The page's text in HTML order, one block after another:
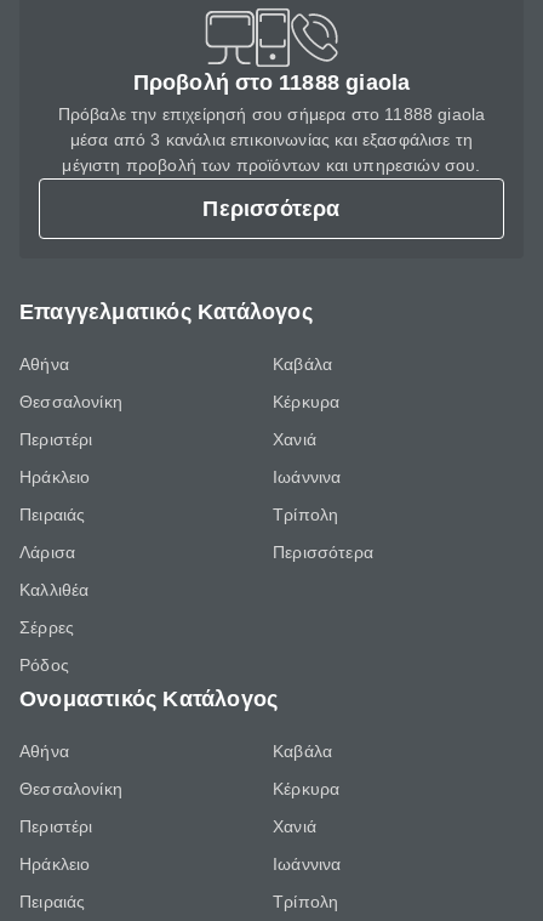
Προβολή στο 11888 giaola
Πρόβαλε την επιχείρησή σου σήμερα στο 11888 giaola
μέσα από 3 κανάλια επικοινωνίας και εξασφάλισε τη
μέγιστη προβολή των προϊόντων και υπηρεσιών σου.
Περισσότερα
Επαγγελματικός Κατάλογος
Αθήνα
Θεσσαλονίκη
Περιστέρι
Ηράκλειο
Πειραιάς
Λάρισα
Καλλιθέα
Σέρρες
Ρόδος
Καβάλα
Κέρκυρα
Χανιά
Ιωάννινα
Τρίπολη
Περισσότερα
Ονομαστικός Κατάλογος
Αθήνα
Θεσσαλονίκη
Περιστέρι
Ηράκλειο
Πειραιάς
Καβάλα
Κέρκυρα
Χανιά
Ιωάννινα
Τρίπολη